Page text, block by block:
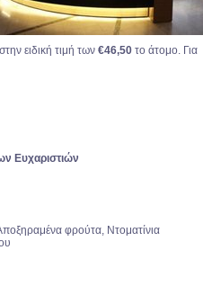
ειδική τιμή των €46,50 το άτομο. Για
Ευχαριστιών
φρούτα, Ντοματίνια